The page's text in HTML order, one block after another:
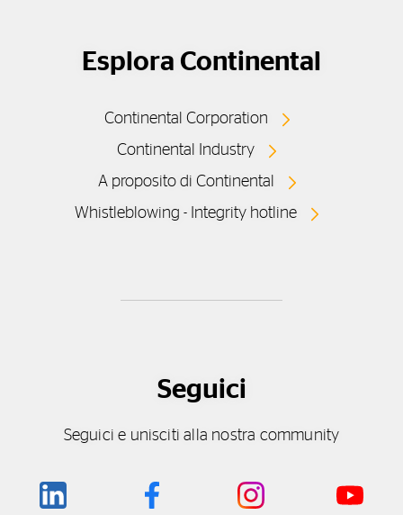
Esplora Continental
Continental Corporation
Continental Industry
A proposito di Continental
Whistleblowing - Integrity hotline
Seguici
Seguici e unisciti alla nostra community